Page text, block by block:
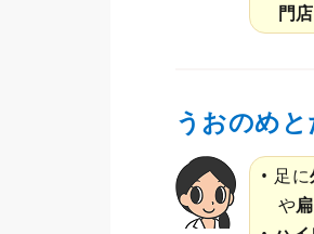
門店
うおのめ
足に
や